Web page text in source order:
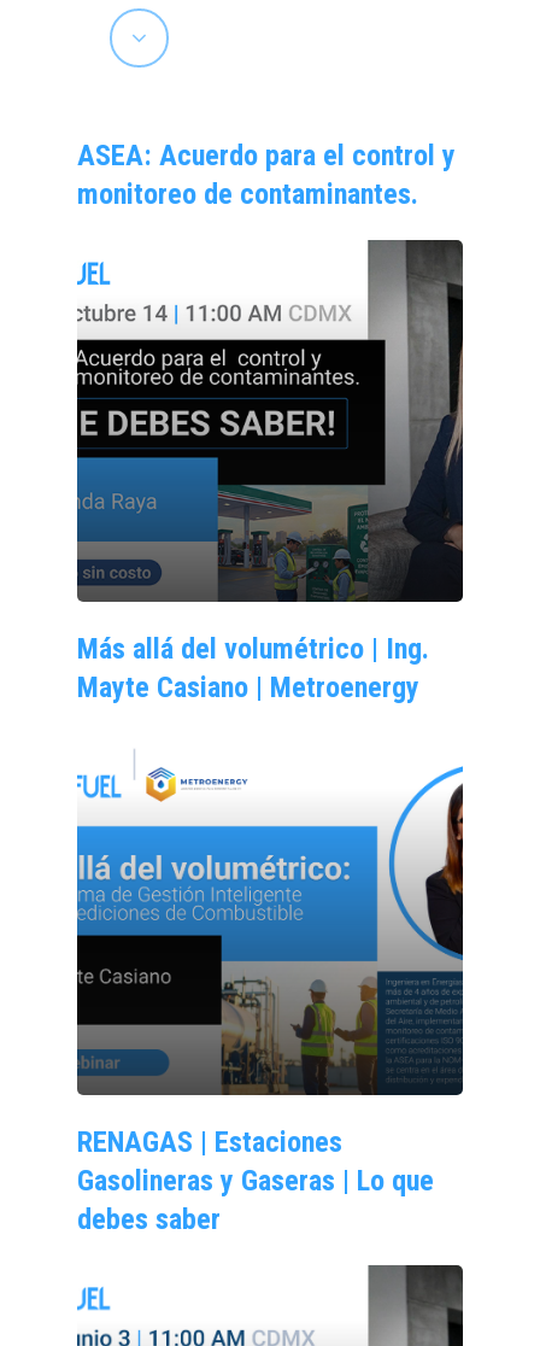
ASEA: Acuerdo para el control y
monitoreo de contaminantes.
Más allá del volumétrico | Ing.
Mayte Casiano | Metroenergy
RENAGAS | Estaciones
Gasolineras y Gaseras | Lo que
debes saber